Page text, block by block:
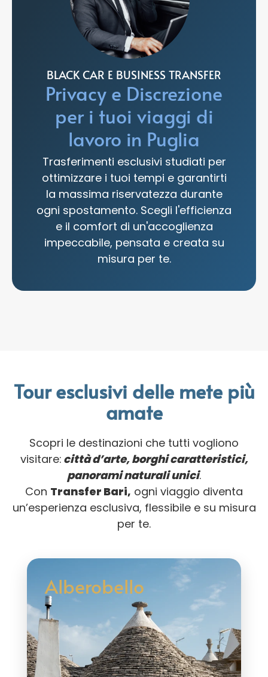
BLACK CAR E BUSINESS TRANSFER
Privacy e Discrezione
per i tuoi viaggi di
lavoro in Puglia
Trasferimenti esclusivi studiati per
ottimizzare i tuoi tempi e garantirti
la massima riservatezza durante
ogni spostamento. Scegli l'efficienza
e il comfort di un'accoglienza
impeccabile, pensata e creata su
misura per te.
Tour esclusivi delle mete più
amate
Scopri le destinazioni che tutti vogliono
visitare: città d’arte, borghi caratteristici,
panorami naturali unici.
Con Transfer Bari, ogni viaggio diventa
un’esperienza esclusiva, flessibile e su misura
per te.
Alberobello